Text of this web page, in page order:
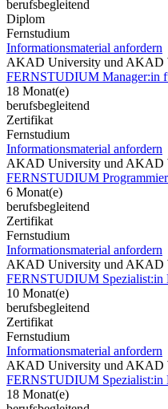
berufsbegleitend
Diplom
Fernstudium
Informationsmaterial anfordern
AKAD University und AKAD
FERNSTUDIUM Manager:in
18 Monat(e)
berufsbegleitend
Zertifikat
Fernstudium
Informationsmaterial anfordern
AKAD University und AKAD
FERNSTUDIUM
6 Monat(e)
berufsbegleitend
Zertifikat
Fernstudium
Informationsmaterial anfordern
AKAD University und AKAD
FERNSTUDIUM
10 Monat(e)
berufsbegleitend
Zertifikat
Fernstudium
Informationsmaterial anfordern
AKAD University und AKAD
FERNSTUDIUM Spezialist:in
18 Monat(e)